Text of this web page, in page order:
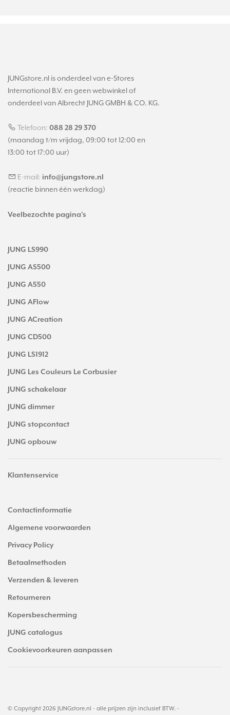
JUNGstore.nl is onderdeel van e-Stores
International B.V. en geen webwinkel of
onderdeel van Albrecht JUNG GMBH & CO. KG.
Telefoon: 088 28 29 370
(maandag t/m vrijdag, 09:00 tot 12:00 en
13:00 tot 17:00 uur)
E-mail: info@jungstore.nl
(reactie binnen één werkdag)
Veelbezochte pagina's
JUNG LS990
JUNG AS500
JUNG A550
JUNG AFlow
JUNG ACreation
JUNG CD500
JUNG LS1912
JUNG Les Couleurs Le Corbusier
JUNG schakelaar
JUNG dimmer
JUNG stopcontact
JUNG opbouw
Klantenservice
Contactinformatie
Algemene voorwaarden
Privacy Policy
Betaalmethoden
Verzenden & leveren
Retourneren
Kopersbescherming
JUNG catalogus
Cookievoorkeuren aanpassen
© Copyright 2026 JUNGstore.nl - alle prijzen zijn inclusief BTW. -